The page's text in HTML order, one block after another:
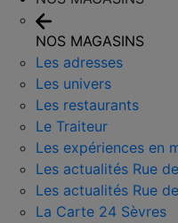
NOS MAGASINS
Les adresses
Les univers
Les restaurants
Le Traiteur
Les expériences en
Les actualités Rue
Les actualités Rue
La Carte 24 Sèvres